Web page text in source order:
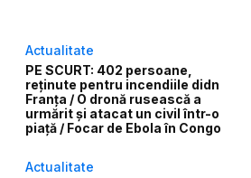
Actualitate
PE SCURT: 402 persoane,
reținute pentru incendiile didn
Franța / O dronă rusească a
urmărit și atacat un civil într-o
piață / Focar de Ebola în Congo
Actualitate